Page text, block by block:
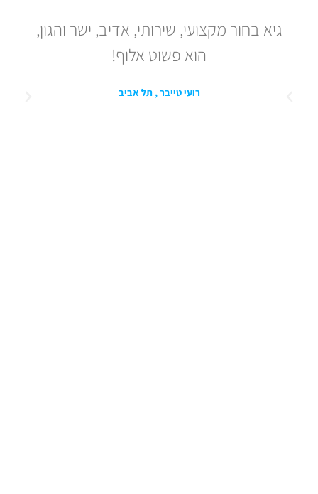
גיא בחור מקצועי, שירותי, אדיב, ישר והגון,
הוא פשוט אלוף!
רועי טייבר , תל אביב